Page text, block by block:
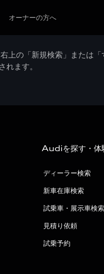
オーナーの方へ
上の「新規検索」または
れます。
Audiを探す・体
ディーラー検索
新車在庫検索
試乗車・展示車検索
見積り依頼
試乗予約